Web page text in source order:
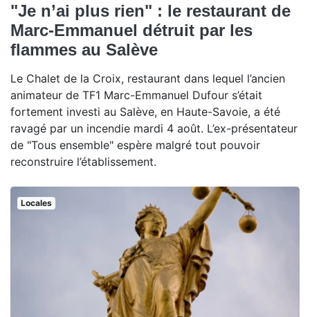
"Je n’ai plus rien" : le restaurant de
Marc-Emmanuel détruit par les
flammes au Salève
Le Chalet de la Croix, restaurant dans lequel l’ancien
animateur de TF1 Marc-Emmanuel Dufour s’était
fortement investi au Salève, en Haute-Savoie, a été
ravagé par un incendie mardi 4 août. L’ex-présentateur
de "Tous ensemble" espère malgré tout pouvoir
reconstruire l’établissement.
Locales